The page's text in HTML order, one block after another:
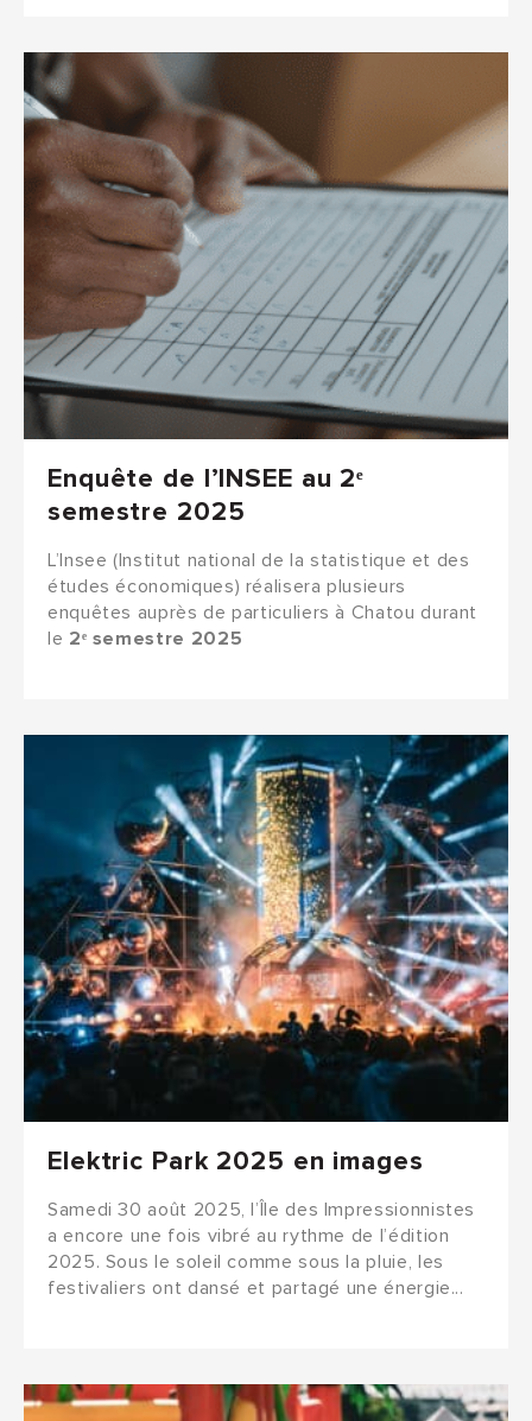
Enquête de l’INSEE au 2ᵉ
semestre 2025
L’Insee (Institut national de la statistique et des
études économiques) réalisera plusieurs
enquêtes auprès de particuliers à Chatou durant
le 2ᵉ semestre 2025
Elektric Park 2025 en images
Samedi 30 août 2025, l’Île des Impressionnistes
a encore une fois vibré au rythme de l’édition
2025. Sous le soleil comme sous la pluie, les
festivaliers ont dansé et partagé une énergie...